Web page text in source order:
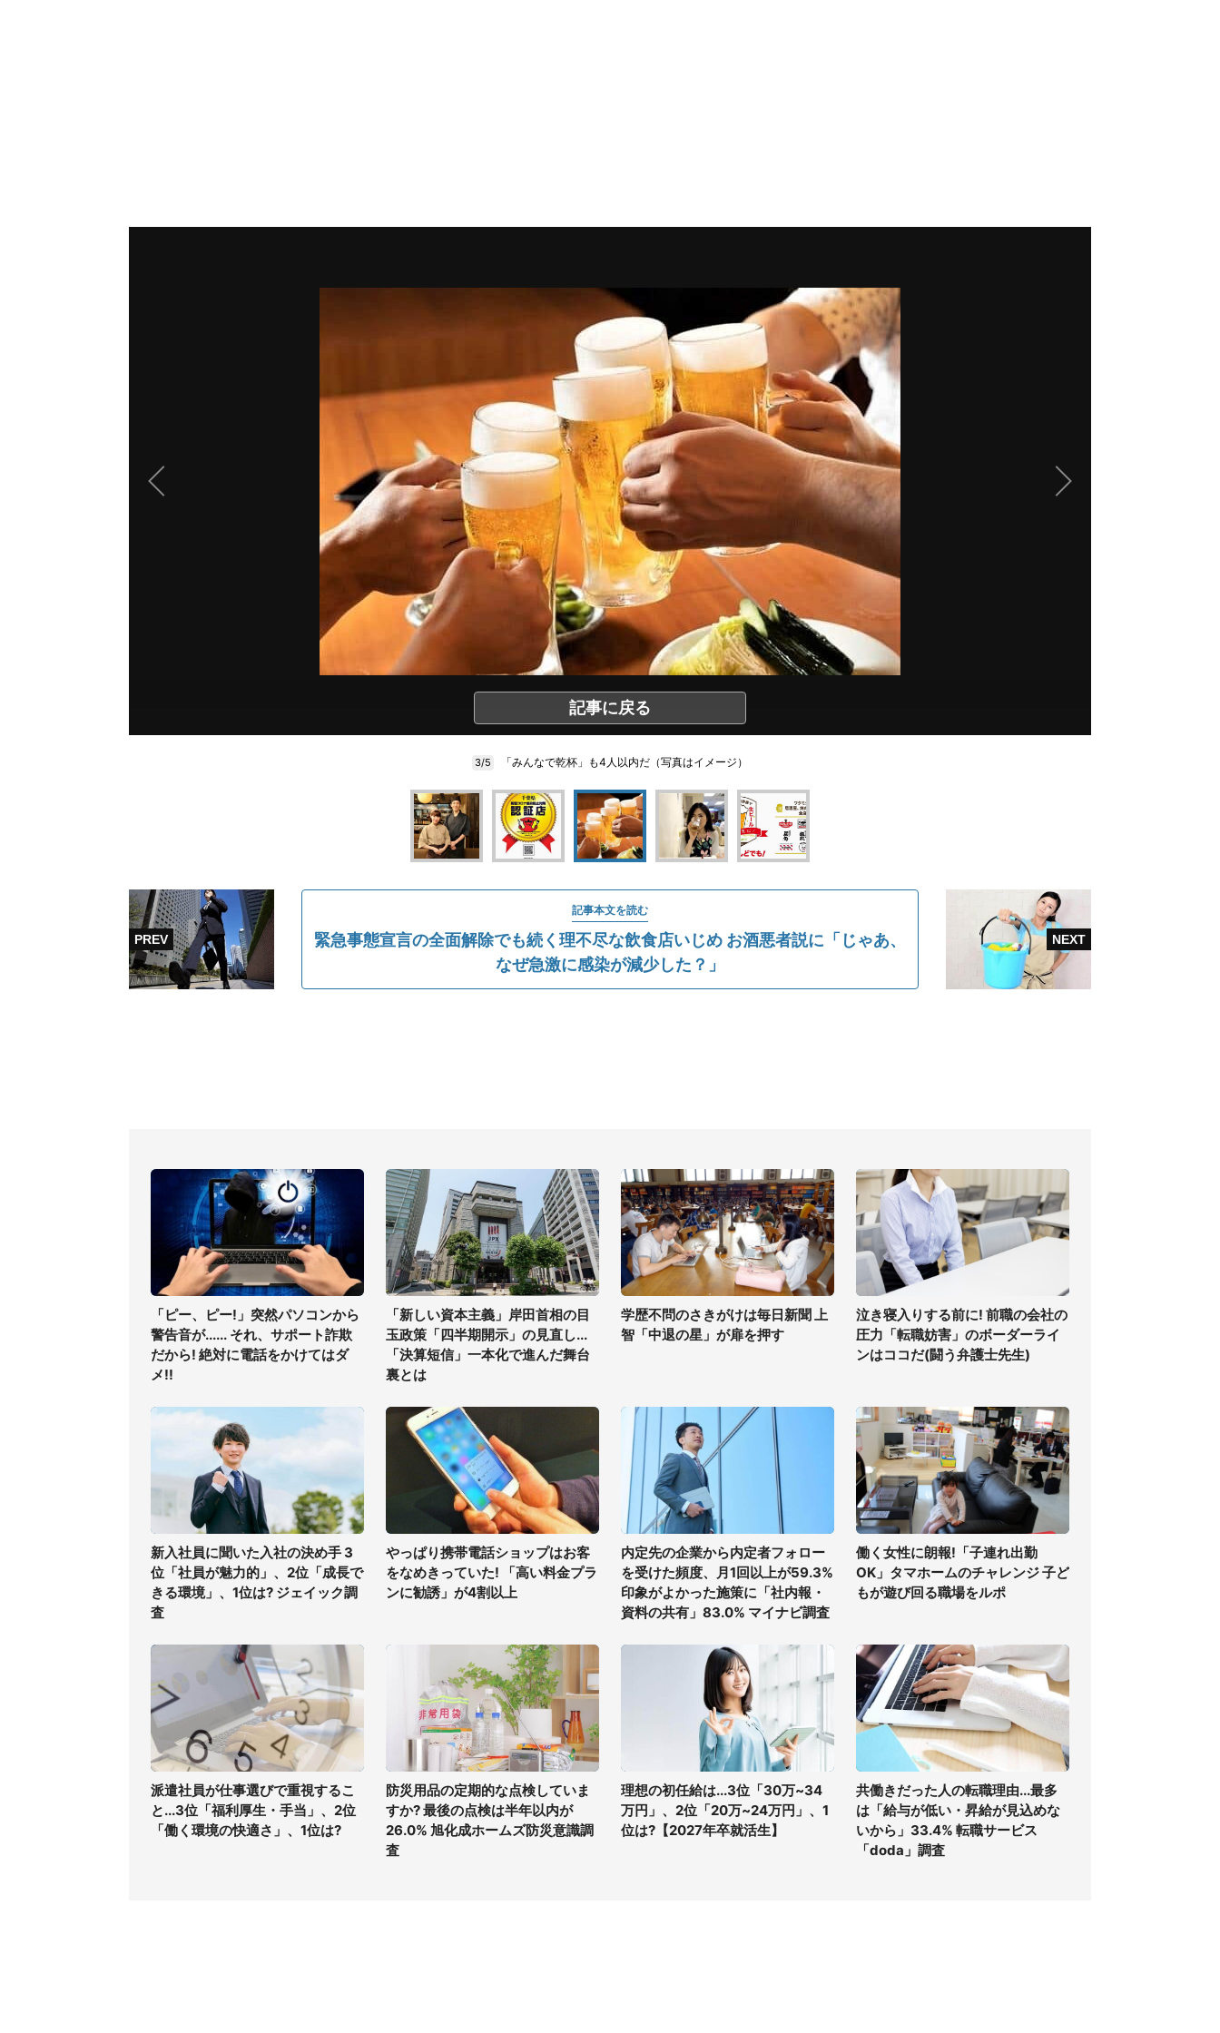
記事に戻る
3/5 「みんなで乾杯」も4人以内だ（写真はイメージ）
記事本文を読む
緊急事態宣言の全面解除でも続く理不尽な飲食店いじめ お酒悪者説に「じゃあ、
なぜ急激に感染が減少した？」
「ピー、ピー!」突然パソコンから
警告音が...... それ、サポート詐欺
だから! 絶対に電話をかけてはダ
メ!!
「新しい資本主義」岸田首相の目
玉政策「四半期開示」の見直し...
「決算短信」一本化で進んだ舞台
裏とは
学歴不問のさきがけは毎日新聞 上
智「中退の星」が扉を押す
泣き寝入りする前に! 前職の会社の
圧力「転職妨害」のボーダーライ
ンはココだ(闘う弁護士先生)
新入社員に聞いた入社の決め手 3
位「社員が魅力的」、2位「成長で
きる環境」、1位は? ジェイック調
査
やっぱり携帯電話ショップはお客
をなめきっていた! 「高い料金プラ
ンに勧誘」が4割以上
内定先の企業から内定者フォロー
を受けた頻度、月1回以上が59.3%
印象がよかった施策に「社内報・
資料の共有」83.0% マイナビ調査
働く女性に朗報!「子連れ出勤
OK」タマホームのチャレンジ 子ど
もが遊び回る職場をルポ
派遣社員が仕事選びで重視するこ
と...3位「福利厚生・手当」、2位
「働く環境の快適さ」、1位は?
防災用品の定期的な点検していま
すか? 最後の点検は半年以内が
26.0% 旭化成ホームズ防災意識調
査
理想の初任給は...3位「30万~34
万円」、2位「20万~24万円」、1
位は?【2027年卒就活生】
共働きだった人の転職理由...最多
は「給与が低い・昇給が見込めな
いから」33.4% 転職サービス
「doda」調査